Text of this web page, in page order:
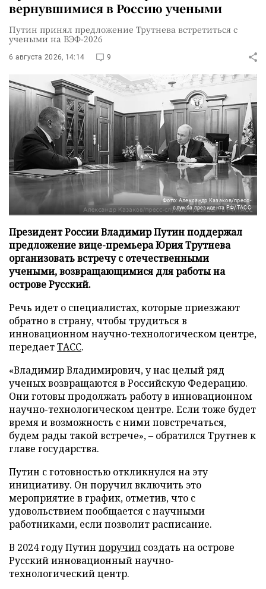
вернувшимися в Россию учеными
Путин принял предложение Трутнева встретиться с
учеными на ВЭФ-2026
6 августа 2026, 14:14 9
Фото: Александр Казаков/пресс-
служба президента РФ/ТАСС
Президент России Владимир Путин поддержал
предложение вице-премьера Юрия Трутнева
организовать встречу с отечественными
учеными, возвращающимися для работы на
острове Русский.
Речь идет о специалистах, которые приезжают
обратно в страну, чтобы трудиться в
инновационном научно-технологическом центре,
передаетТАСС.
«Владимир Владимирович, у нас целый ряд
ученых возвращаются в Российскую Федерацию.
Они готовы продолжать работу в инновационном
научно-технологическом центре. Если тоже будет
время и возможность с ними повстречаться,
будем рады такой встрече», – обратился Трутнев к
главе государства.
Путин с готовностью откликнулся на эту
инициативу. Он поручил включить это
мероприятие в график, отметив, что с
удовольствием пообщается с научными
работниками, если позволит расписание.
В 2024 году Путин поручил создать на острове
Русский инновационный научно-
технологический центр.